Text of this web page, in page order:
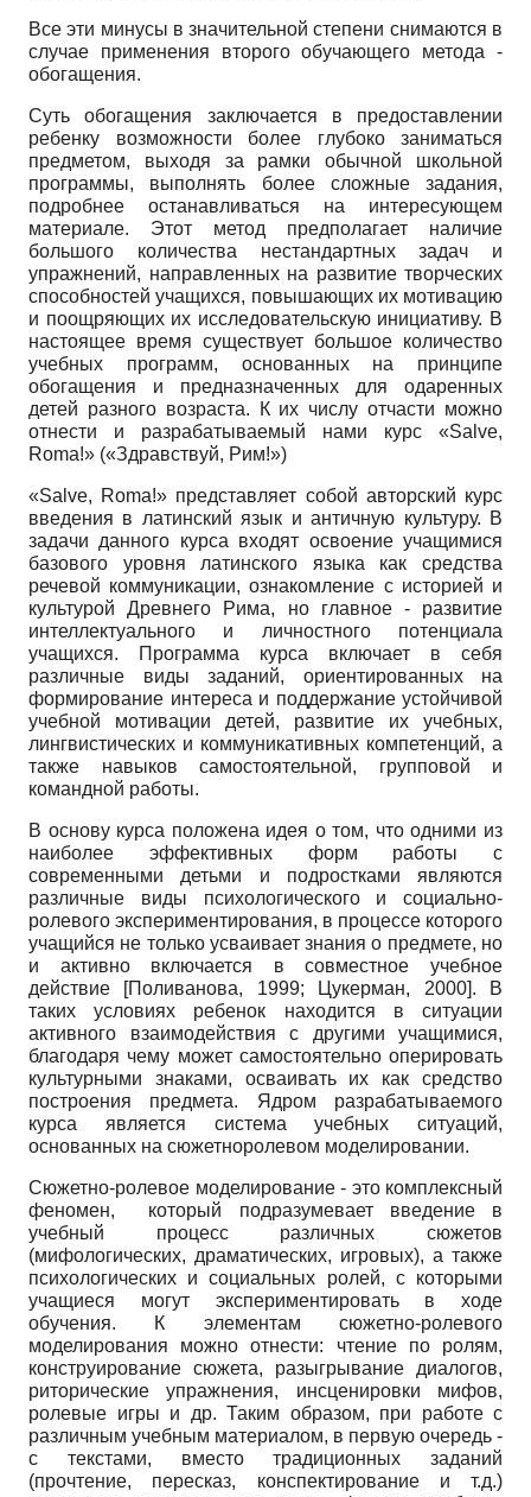
Все эти минусы в значительной степени снимаются в
случае применения второго обучающего метода -
обогащения.
Суть обогащения заключается в предоставлении
ребенку возможности более глубоко заниматься
предметом, выходя за рамки обычной школьной
программы, выполнять более сложные задания,
подробнее останавливаться на интересующем
материале. Этот метод предполагает наличие
большого количества нестандартных задач и
упражнений, направленных на развитие творческих
способностей учащихся, повышающих их мотивацию
и поощряющих их исследовательскую инициативу. В
настоящее время существует большое количество
учебных программ, основанных на принципе
обогащения и предназначенных для одаренных
детей разного возраста. К их числу отчасти можно
отнести и разрабатываемый нами курс «Salve,
Roma!» («Здравствуй, Рим!»)
«Salve, Roma!» представляет собой авторский курс
введения в латинский язык и античную культуру. В
задачи данного курса входят освоение учащимися
базового уровня латинского языка как средства
речевой коммуникации, ознакомление с историей и
культурой Древнего Рима, но главное - развитие
интеллектуального и личностного потенциала
учащихся. Программа курса включает в себя
различные виды заданий, ориентированных на
формирование интереса и поддержание устойчивой
учебной мотивации детей, развитие их учебных,
лингвистических и коммуникативных компетенций, а
также навыков самостоятельной, групповой и
командной работы.
В основу курса положена идея о том, что одними из
наиболее эффективных форм работы с
современными детьми и подростками являются
различные виды психологического и социально-
ролевого экспериментирования, в процессе которого
учащийся не только усваивает знания о предмете, но
и активно включается в совместное учебное
действие [Поливанова, 1999; Цукерман, 2000]. В
таких условиях ребенок находится в ситуации
активного взаимодействия с другими учащимися,
благодаря чему может самостоятельно оперировать
культурными знаками, осваивать их как средство
построения предмета. Ядром разрабатываемого
курса является система учебных ситуаций,
основанных на сюжетно­ролевом моделировании.
Сюжетно-ролевое моделирование - это комплексный
феномен, который подразумевает введение в
учебный процесс различных сюжетов
(мифологических, драматических, игровых), а также
психологических и социальных ролей, с которыми
учащиеся могут экспериментировать в ходе
обучения. К элементам сюжетно-ролевого
моделирования можно отнести: чтение по ролям,
конструирование сюжета, разыгрывание диалогов,
риторические упражнения, инсценировки мифов,
ролевые игры и др. Таким образом, при работе с
различным учебным материалом, в первую очередь -
с текстами, вместо традиционных заданий
(прочтение, пересказ, конспектирование и т.д.)